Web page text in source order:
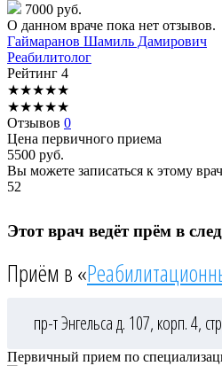
7000 руб.
О данном враче пока нет отзывов.
Гаймаранов Шамиль Дамирович
Реабилитолог
Рейтинг 4
★★★★★
★★★★★
Отзывов 0
Цена первичного приема
5500 руб.
Вы можете записаться к этому
52
Этот врач ведёт прём в
Приём в «
пр-т Энгельса д. 107, корп. 4,
Первичный прием по